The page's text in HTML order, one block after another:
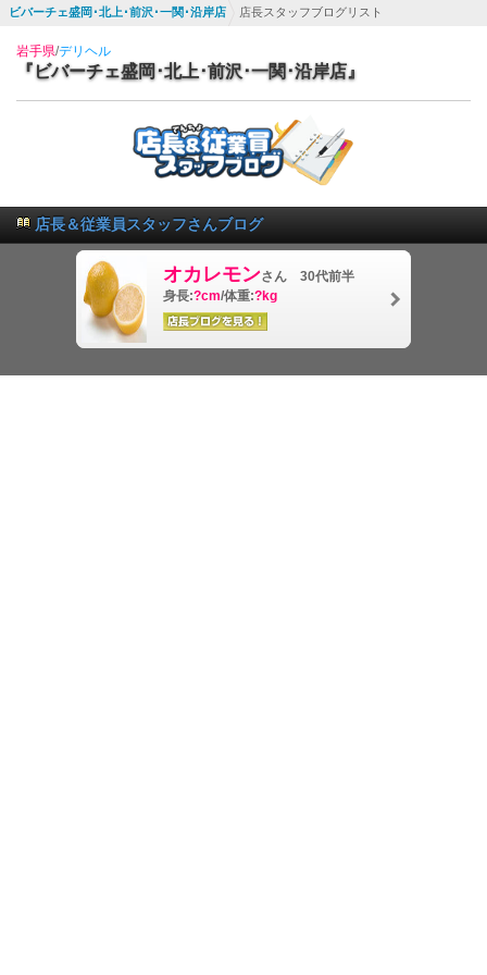
ビバーチェ盛岡･北上･前沢･一関･沿岸店 店長スタッフブログリスト
岩手県/デリヘル
『ビバーチェ盛岡･北上･前沢･一関･沿岸店』
店長＆従業員スタッフさんブログ
オカレモンさん 30代前半
身長:?cm/体重:?kg